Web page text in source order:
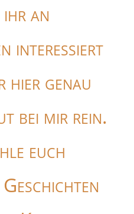
an
interessiert
hier genau
bei mir rein.
euch